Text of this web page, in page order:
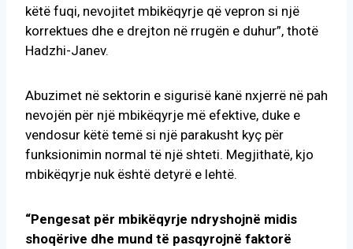
këtë fuqi, nevojitet mbikëqyrje që vepron si një
korrektues dhe e drejton në rrugën e duhur”, thotë
Hadzhi-Janev.
Abuzimet në sektorin e sigurisë kanë nxjerrë në pah
nevojën për një mbikëqyrje më efektive, duke e
vendosur këtë temë si një parakusht kyç për
funksionimin normal të një shteti. Megjithatë, kjo
mbikëqyrje nuk është detyrë e lehtë.
“Pengesat për mbikëqyrje ndryshojnë midis
shoqërive dhe mund të pasqyrojnë faktorë